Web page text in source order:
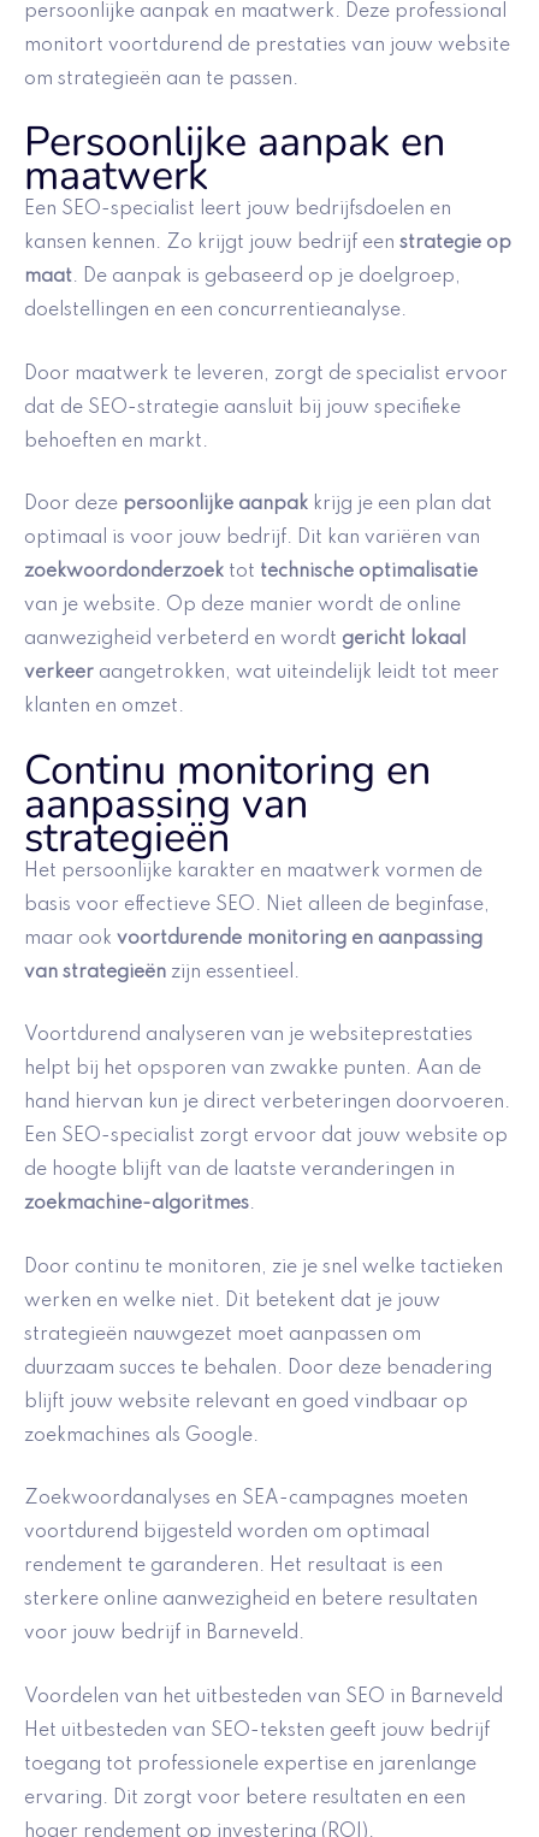
persoonlijke aanpak en maatwerk. Deze professional
monitort voortdurend de prestaties van jouw website
om strategieën aan te passen.
Persoonlijke aanpak en
maatwerk
Een SEO-specialist leert jouw bedrijfsdoelen en
kansen kennen. Zo krijgt jouw bedrijf een strategie op
maat. De aanpak is gebaseerd op je doelgroep,
doelstellingen en een concurrentieanalyse.
Door maatwerk te leveren, zorgt de specialist ervoor
dat de SEO-strategie aansluit bij jouw specifieke
behoeften en markt.
Door deze persoonlijke aanpak krijg je een plan dat
optimaal is voor jouw bedrijf. Dit kan variëren van
zoekwoordonderzoek tot technische optimalisatie
van je website. Op deze manier wordt de online
aanwezigheid verbeterd en wordt gericht lokaal
verkeer aangetrokken, wat uiteindelijk leidt tot meer
klanten en omzet.
Continu monitoring en
aanpassing van
strategieën
Het persoonlijke karakter en maatwerk vormen de
basis voor effectieve SEO. Niet alleen de beginfase,
maar ook voortdurende monitoring en aanpassing
van strategieën zijn essentieel.
Voortdurend analyseren van je websiteprestaties
helpt bij het opsporen van zwakke punten. Aan de
hand hiervan kun je direct verbeteringen doorvoeren.
Een SEO-specialist zorgt ervoor dat jouw website op
de hoogte blijft van de laatste veranderingen in
zoekmachine-algoritmes.
Door continu te monitoren, zie je snel welke tactieken
werken en welke niet. Dit betekent dat je jouw
strategieën nauwgezet moet aanpassen om
duurzaam succes te behalen. Door deze benadering
blijft jouw website relevant en goed vindbaar op
zoekmachines als Google.
Zoekwoordanalyses en SEA-campagnes moeten
voortdurend bijgesteld worden om optimaal
rendement te garanderen. Het resultaat is een
sterkere online aanwezigheid en betere resultaten
voor jouw bedrijf in Barneveld.
Voordelen van het uitbesteden van SEO in Barneveld
Het uitbesteden van SEO-teksten geeft jouw bedrijf
toegang tot professionele expertise en jarenlange
ervaring. Dit zorgt voor betere resultaten en een
hoger rendement op investering (ROI).